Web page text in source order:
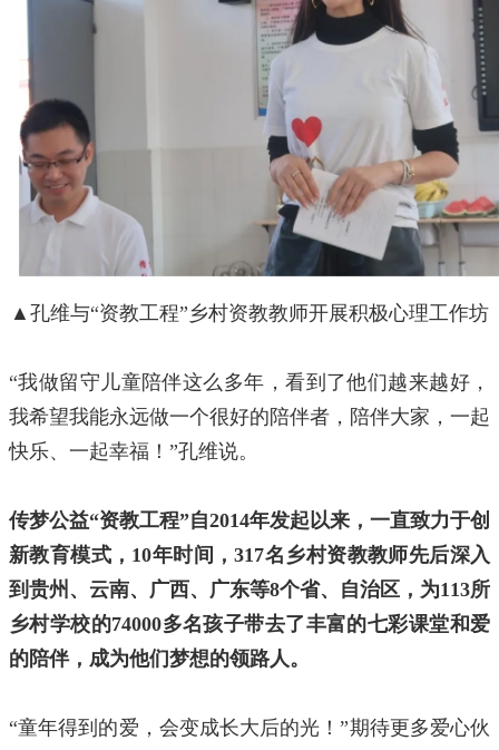
▲孔维与“资教工程”乡村资教教师开展积极心理工作坊
“我做留守儿童陪伴这么多年，看到了他们越来越好，
我希望我能永远做一个很好的陪伴者，陪伴大家，一起
快乐、一起幸福！”孔维说。
传梦公益“资教工程”自2014年发起以来，一直致力于创
新教育模式，10年时间，317名乡村资教教师先后深入
到贵州、云南、广西、广东等8个省、自治区，为113所
乡村学校的74000多名孩子带去了丰富的七彩课堂和爱
的陪伴，成为他们梦想的领路人。
“童年得到的爱，会变成长大后的光！”期待更多爱心伙